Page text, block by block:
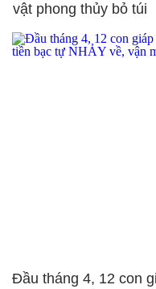
vật phong thủy bỏ túi
Đầu tháng 4, 12 con